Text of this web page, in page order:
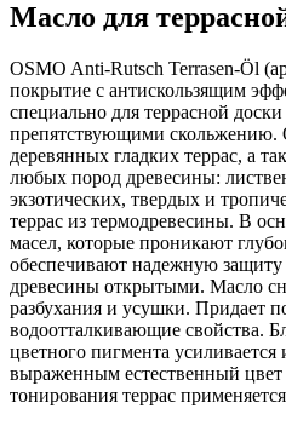
Масло для
OSMO Anti-Rutsch Terrasen-Öl
покрытие с антискользящим
специально для террасной
препятствующими скольжению.
деревянных гладких террас, а
любых пород древесины:
экзотических, твердых и
террас из термодревесины. В
масел, которые проникают
обеспечивают надежную защиту
древесины открытыми. Масло
разбухания и усушки. Придает
водоотталкивающие свойства.
цветного пигмента усиливается
выраженным естественный
тонирования террас применяется